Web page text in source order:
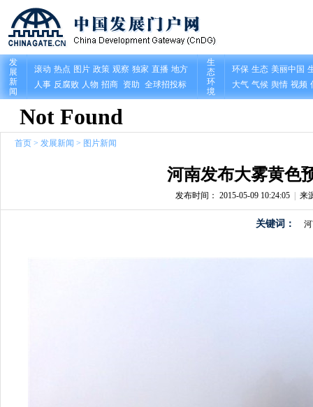
首页 > 发展新闻 > 图片新闻
河南发布大雾黄色
发布时间： 2015-05-09 10:24:05| 来
关键词：